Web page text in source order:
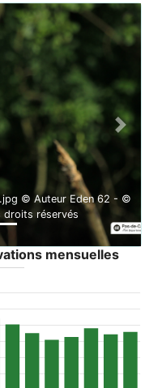
© Auteur Eden 62 - ©
droits réservés
Next
mensuelles